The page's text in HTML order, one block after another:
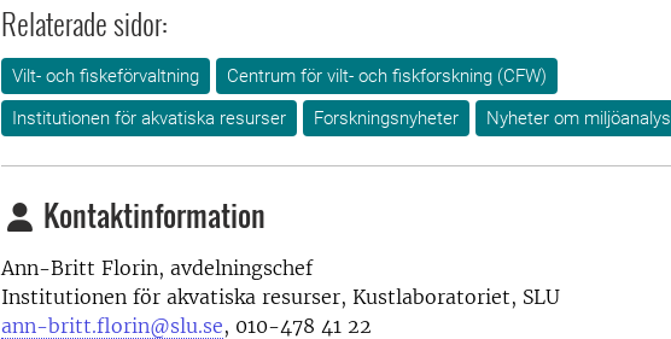
Relaterade sidor:
Vilt- och fiskeförvaltning
Centrum för vilt- och fiskforskning (CFW)
Institutionen för akvatiska resurser
Forskningsnyheter Nyheter om miljöanalys
Kontaktinformation
Ann-Britt Florin, avdelningschef
Institutionen för akvatiska resurser, Kustlaboratoriet, SLU
ann-britt.florin@slu.se, 010-478 41 22